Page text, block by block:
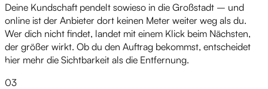
Deine Kundschaft pendelt sowieso in die Großstadt – und
online ist der Anbieter dort keinen Meter weiter weg als du.
Wer dich nicht findet, landet mit einem Klick beim Nächsten,
der größer wirkt. Ob du den Auftrag bekommst, entscheidet
hier mehr die Sichtbarkeit als die Entfernung.
03